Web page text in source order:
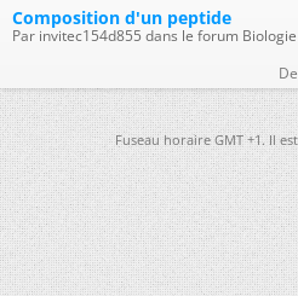
Composition d'un peptide
Par invitec154d855 dans le forum Biologie
Fuseau horaire GMT +1. Il